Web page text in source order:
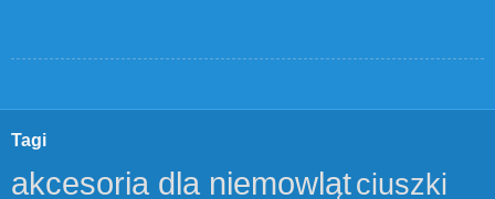
Tagi
akcesoria dla niemowlątciuszki